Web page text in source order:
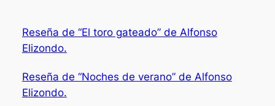
Reseña de “El toro gateado” de Alfonso
Elizondo.
Reseña de “Noches de verano” de Alfonso
Elizondo.